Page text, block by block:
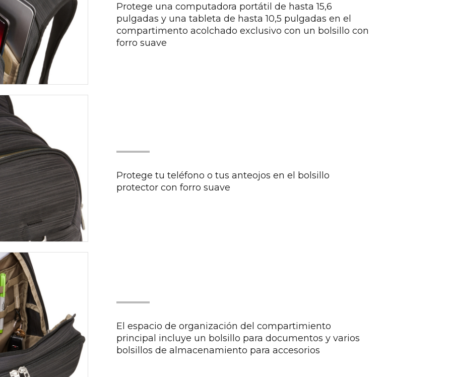
Protege una computadora portátil de hasta 15,6
pulgadas y una tableta de hasta 10,5 pulgadas en el
compartimento acolchado exclusivo con un bolsillo con
forro suave
Protege tu teléfono o tus anteojos en el bolsillo
protector con forro suave
El espacio de organización del compartimiento
principal incluye un bolsillo para documentos y varios
bolsillos de almacenamiento para accesorios